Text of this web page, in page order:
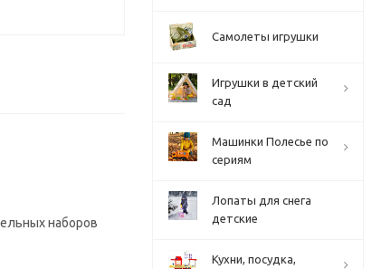
наборов
Самолеты игрушки
Игрушки в детский
сад
Машинки Полесье по
сериям
Лопаты для снега
детские
Кухни, посудка,